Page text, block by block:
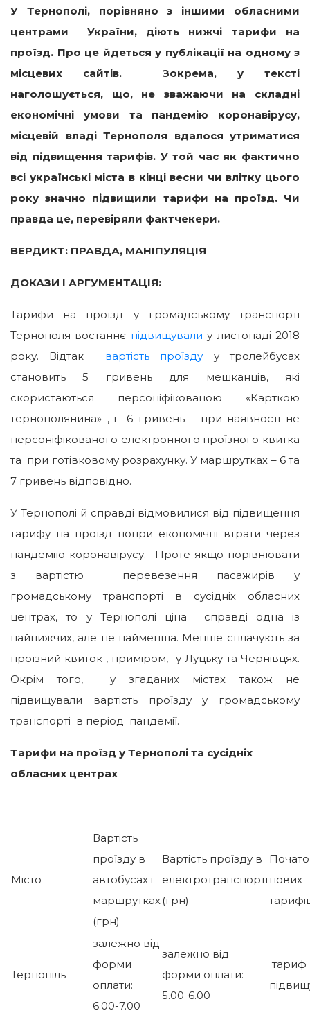
У Тернополі, порівняно з іншими обласними
центрами України, діють нижчі тарифи на
проїзд. Про це йдеться у публікації на одному з
місцевих сайтів. Зокрема, у тексті
наголошується, що, не зважаючи на складні
економічні умови та пандемію коронавірусу,
місцевій владі Тернополя вдалося утриматися
від підвищення тарифів. У той час як фактично
всі українські міста в кінці весни чи влітку цього
року значно підвищили тарифи на проїзд. Чи
правда це, перевіряли фактчекери.
ВЕРДИКТ: ПРАВДА, МАНІПУЛЯЦІЯ
ДОКАЗИ І АРГУМЕНТАЦІЯ:
Тарифи на проїзд у громадському транспорті
Тернополя востаннє підвищували у листопаді 2018
року. Відтак вартість проїзду у тролейбусах
становить 5 гривень для мешканців, які
скористаються персоніфікованою «Карткою
тернополянина» , і 6 гривень – при наявності не
персоніфікованого електронного проїзного квитка
та при готівковому розрахунку. У маршрутках – 6 та
7 гривень відповідно.
У Тернополі й справді відмовилися від підвищення
тарифу на проїзд попри економічні втрати через
пандемію коронавірусу. Проте якщо порівнювати
з вартістю перевезення пасажирів у
громадському транспорті в сусідніх обласних
центрах, то у Тернополі ціна справді одна із
найнижчих, але не найменша. Менше сплачують за
проїзний квиток , приміром, у Луцьку та Чернівцях.
Окрім того, у згаданих містах також не
підвищували вартість проїзду у громадському
транспорті в період пандемії.
Тарифи на проїзд у Тернополі та сусідніх
обласних центрах
Місто
Вартість
проїзду в
автобусах і
маршрутках
(грн)
Вартість проїзду в
електротранспорті
(грн)
нових
Тернопіль
залежно від
форми
оплати:
6.00-7.00
залежно від
форми оплати:
5.00-6.00
тариф